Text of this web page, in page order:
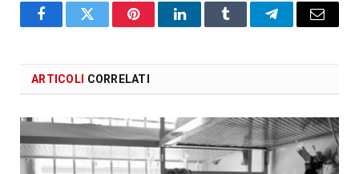
Facebook
X PinterestLinkedInTumblr TelegramEmail
ARTICOLI CORRELATI